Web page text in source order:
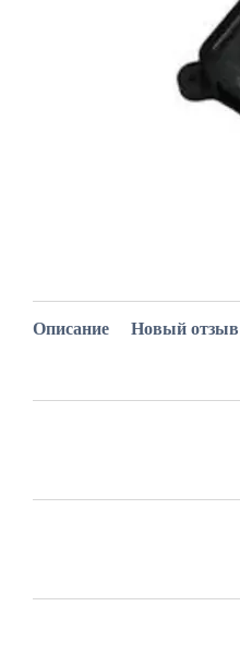
Описание Новый